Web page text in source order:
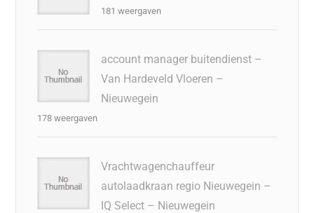
181 weergaven
account manager buitendienst –
Van Hardeveld Vloeren –
Nieuwegein
178 weergaven
Vrachtwagenchauffeur
autolaadkraan regio Nieuwegein –
IQ Select – Nieuwegein